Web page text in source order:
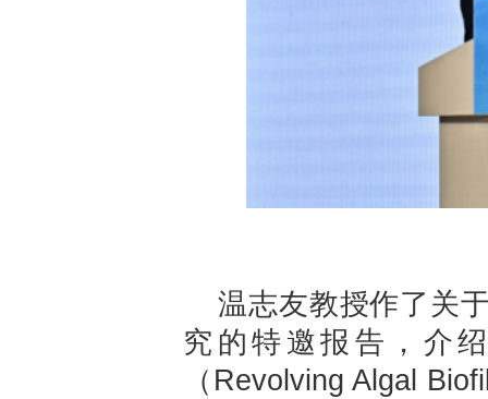
温志友教授作了关
究的特邀报告，介
（Revolving Algal